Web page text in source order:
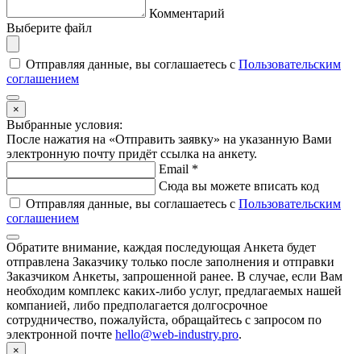
Комментарий
Выберите файл
Отправляя данные, вы соглашаетесь с Пользовательским
соглашением
×
Выбранные условия:
После нажатия на «Отправить заявку» на указанную Вами
электронную почту придёт ссылка на анкету.
Email *
Сюда вы можете вписать код
Отправляя данные, вы соглашаетесь с Пользовательским
соглашением
Обратите внимание, каждая последующая Анкета будет
отправлена Заказчику только после заполнения и отправки
Заказчиком Анкеты, запрошенной ранее. В случае, если Вам
необходим комплекс каких-либо услуг, предлагаемых нашей
компанией, либо предполагается долгосрочное
сотрудничество, пожалуйста, обращайтесь с запросом по
электронной почте hello@web-industry.pro.
×